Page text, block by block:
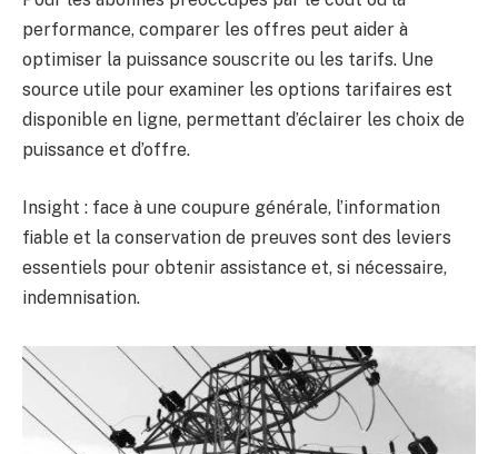
performance, comparer les offres peut aider à
optimiser la puissance souscrite ou les tarifs. Une
source utile pour examiner les options tarifaires est
disponible en ligne, permettant d’éclairer les choix de
puissance et d’offre.
Insight : face à une coupure générale, l’information
fiable et la conservation de preuves sont des leviers
essentiels pour obtenir assistance et, si nécessaire,
indemnisation.